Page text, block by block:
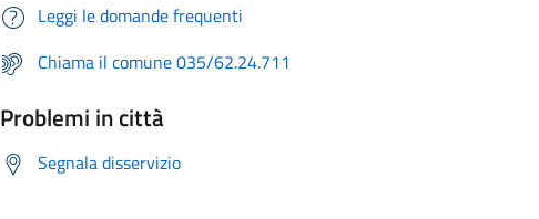
Leggi le domande frequenti
Chiama il comune 035/62.24.711
Problemi in città
Segnala disservizio